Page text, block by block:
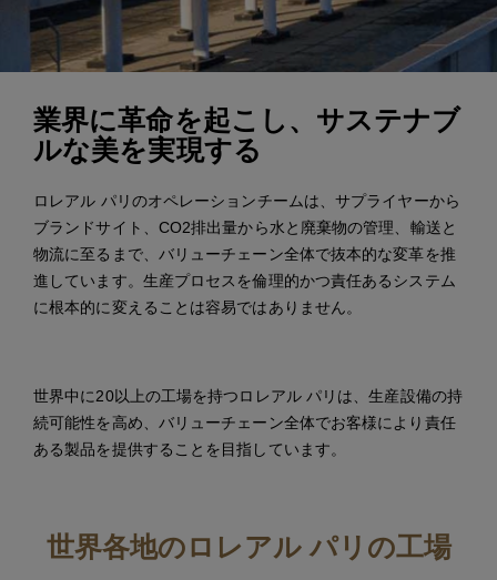
業界に革命を起こし、サステナブ
ルな美を実現する
ロレアル パリのオペレーションチームは、サプライヤーから
ブランドサイト、CO2排出量から水と廃棄物の管理、輸送と
物流に至るまで、バリューチェーン全体で抜本的な変革を推
進しています。生産プロセスを倫理的かつ責任あるシステム
に根本的に変えることは容易ではありません。
世界中に20以上の工場を持つロレアル パリは、生産設備の持
続可能性を高め、バリューチェーン全体でお客様により責任
ある製品を提供することを目指しています。
世界各地のロレアル パリの工場